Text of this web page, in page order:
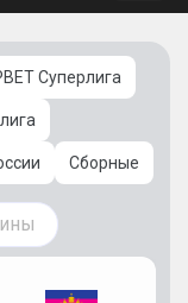
Суперлига
Сборные